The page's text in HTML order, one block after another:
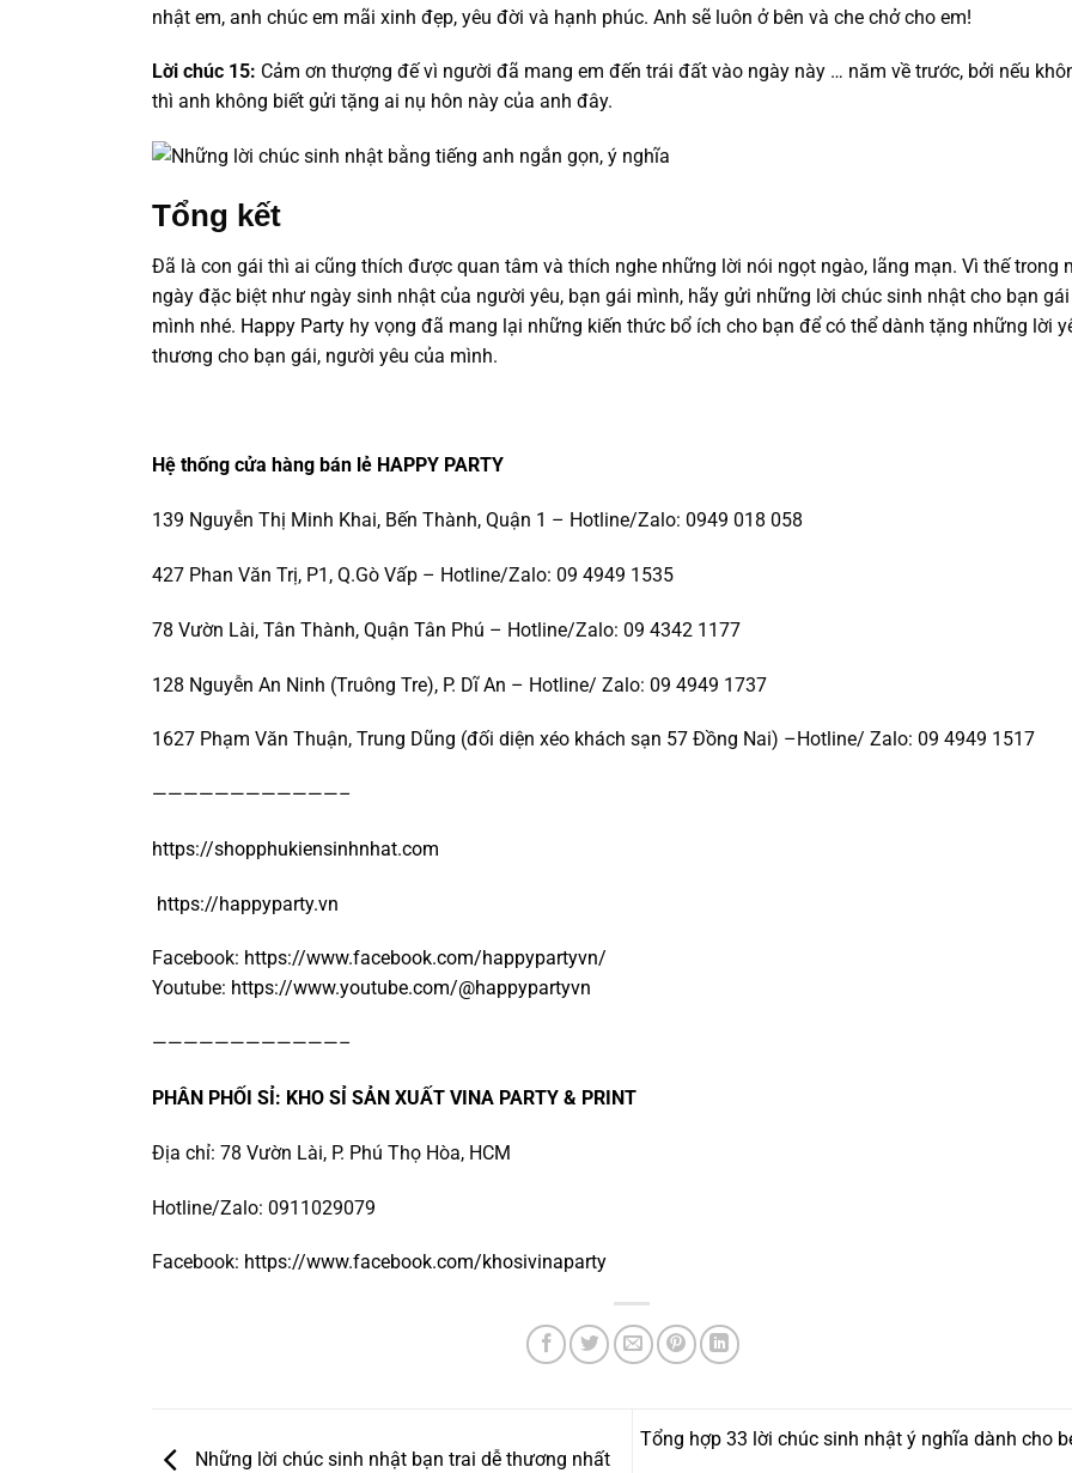
nhật em, anh chúc em mãi xinh đẹp, yêu đời và hạnh phúc. Anh sẽ luôn ở bên và che chở cho em!
Lời chúc 15: Cảm ơn thượng đế vì người đã mang em đến trái đất vào ngày này … năm về trước, bởi nếu
thì anh không biết gửi tặng ai nụ hôn này của anh đây.
Tổng kết
Đã là con gái thì ai cũng thích được quan tâm và thích nghe những lời nói ngọt ngào, lãng mạn. Vì thế trong
ngày đặc biệt như ngày sinh nhật của người yêu, bạn gái mình, hãy gửi những lời chúc sinh nhật cho bạn
mình nhé. Happy Party hy vọng đã mang lại những kiến thức bổ ích cho bạn để có thể dành tặng những lời
thương cho bạn gái, người yêu của mình.
Hệ thống cửa hàng bán lẻ HAPPY PARTY
139 Nguyễn Thị Minh Khai, Bến Thành, Quận 1 – Hotline/Zalo: 0949 018 058
427 Phan Văn Trị, P1, Q.Gò Vấp – Hotline/Zalo: 09 4949 1535
78 Vườn Lài, Tân Thành, Quận Tân Phú – Hotline/Zalo: 09 4342 1177
128 Nguyễn An Ninh (Truông Tre), P. Dĩ An – Hotline/ Zalo: 09 4949 1737
1627 Phạm Văn Thuận, Trung Dũng (đối diện xéo khách sạn 57 Đồng Nai) –Hotline/ Zalo: 09 4949 1517
————————————–
https://shopphukiensinhnhat.com
https://happyparty.vn
Facebook: https://www.facebook.com/happypartyvn/
Youtube: https://www.youtube.com/@happypartyvn
————————————–
PHÂN PHỐI SỈ: KHO SỈ SẢN XUẤT VINA PARTY & PRINT
Địa chỉ: 78 Vườn Lài, P. Phú Thọ Hòa, HCM
Hotline/Zalo: 0911029079
Facebook: https://www.facebook.com/khosivinaparty
Những lời chúc sinh nhật bạn trai dễ thương nhất
Tổng hợp 33 lời chúc sinh nhật ý nghĩa dành cho